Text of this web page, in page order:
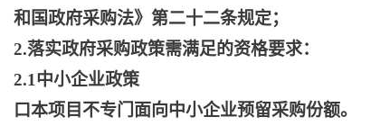
和国政府采购法》第二十二条规定；
2.落实政府采购政策需满足的资格要求：
2.1中小企业政策
口本项目不专门面向中小企业预留采购份额。